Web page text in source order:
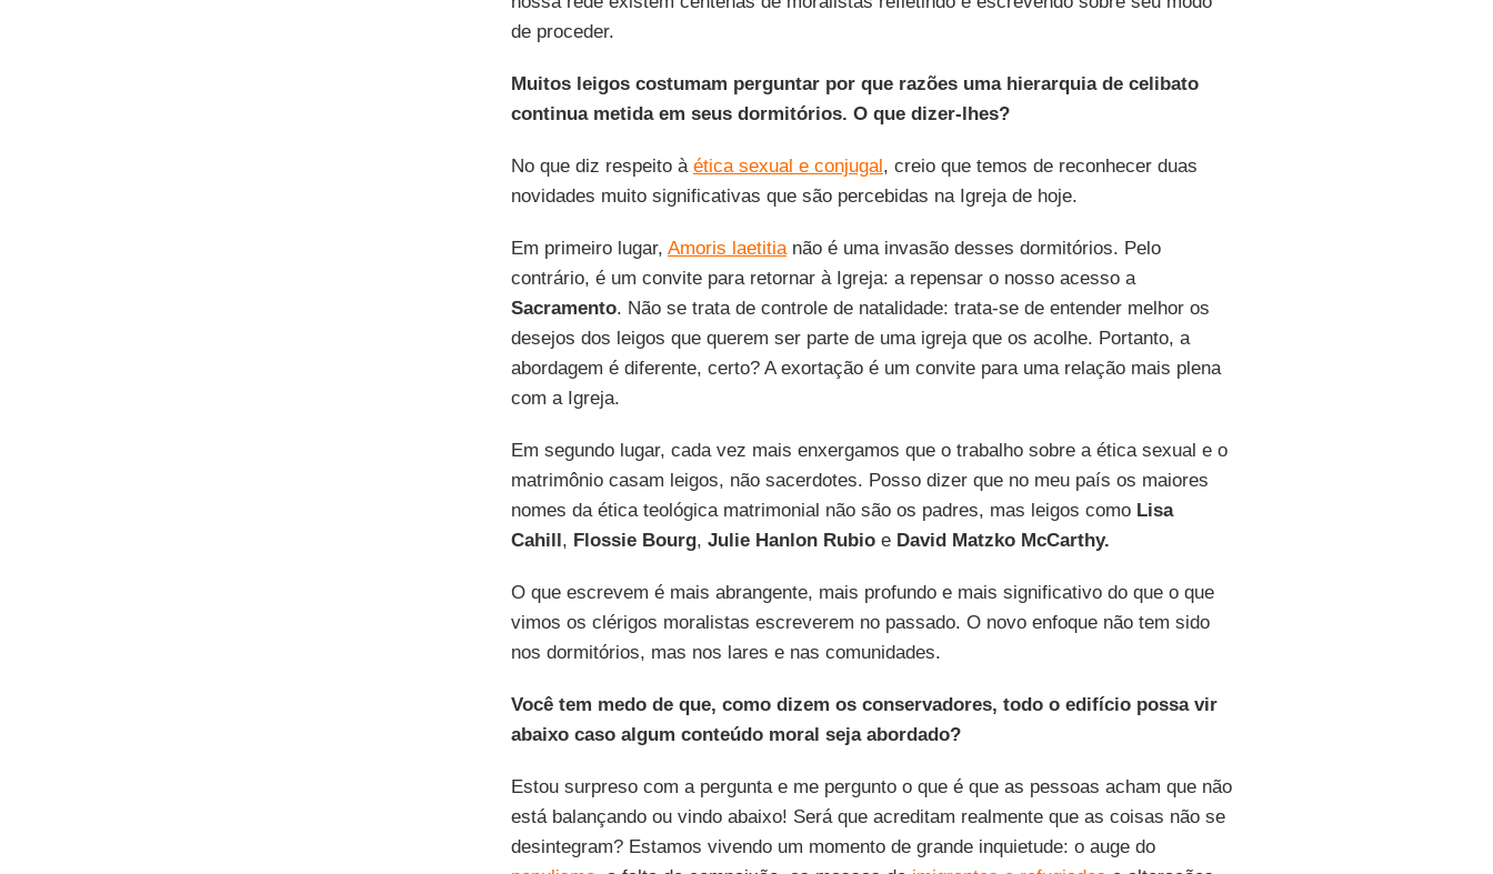
de proceder.
Muitos leigos costumam perguntar por que razões uma hierarquia de celibato
continua metida em seus dormitórios. O que dizer-lhes?
No que diz respeito à ética sexual e conjugal, creio que temos de reconhecer duas
novidades muito significativas que são percebidas na Igreja de hoje.
Em primeiro lugar, Amoris laetitianão é uma invasão desses dormitórios. Pelo
contrário, é um convite para retornar à Igreja: a repensar o nosso acesso a
Sacramento. Não se trata de controle de natalidade: trata-se de entender melhor os
desejos dos leigos que querem ser parte de uma igreja que os acolhe. Portanto, a
abordagem é diferente, certo? A exortação é um convite para uma relação mais plena
com a Igreja.
Em segundo lugar, cada vez mais enxergamos que o trabalho sobre a ética sexual e o
matrimônio casam leigos, não sacerdotes. Posso dizer que no meu país os maiores
nomes da ética teológica matrimonial não são os padres, mas leigos como Lisa
Cahill, Flossie Bourg, Julie Hanlon Rubioe David Matzko McCarthy.
O que escrevem é mais abrangente, mais profundo e mais significativo do que o que
vimos os clérigos moralistas escreverem no passado. O novo enfoque não tem sido
nos dormitórios, mas nos lares e nas comunidades.
Você tem medo de que, como dizem os conservadores, todo o edifício possa vir
abaixo caso algum conteúdo moral seja abordado?
Estou surpreso com a pergunta e me pergunto o que é que as pessoas acham que não
está balançando ou vindo abaixo! Será que acreditam realmente que as coisas não se
desintegram? Estamos vivendo um momento de grande inquietude: o auge do